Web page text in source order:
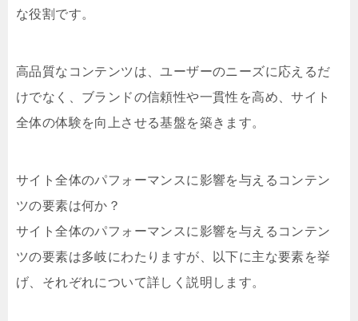
な役割です。
高品質なコンテンツは、ユーザーのニーズに応えるだ
けでなく、ブランドの信頼性や一貫性を高め、サイト
全体の体験を向上させる基盤を築きます。
サイト全体のパフォーマンスに影響を与えるコンテン
ツの要素は何か？
サイト全体のパフォーマンスに影響を与えるコンテン
ツの要素は多岐にわたりますが、以下に主な要素を挙
げ、それぞれについて詳しく説明します。